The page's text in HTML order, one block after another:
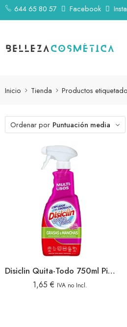
644 65 80 57 Facebook
Inicio Tienda Productos
Ordenar por Puntuación media
Disiclin Quita-Todo 750ml Pistola
1,65 € IVA no Incl.